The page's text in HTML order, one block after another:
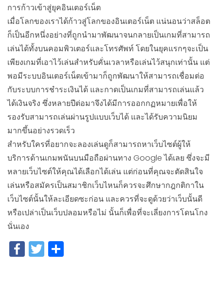
การก้าวเข้าสู่ยุคอินเตอร์เน็ต
เมื่อโลกของเราได้ก้าวสู่โลกของอินเตอร์เน็ต แน่นอนว่าสล็อต
ก็เป็นอีกหนึ่งอย่างที่ถูกนำมาพัฒนาจนกลายเป็นเกมที่สามารถ
เล่นได้ทั้งบนคอมพิวเตอร์และโทรศัพท์ โดยในยุคแรกๆจะเป็น
เพียงเกมที่เอาไว้เล่นสำหรับคั่นเวลาหรือเล่นไว้สนุกเท่านั้น แต่
พอมีระบบอินเตอร์เน็ตเข้ามาก็ถูกพัฒนาให้สามารถเชื่อมต่อ
กับระบบการชำระเงินได้ และกาดเป็นเกมที่สามารถเล่นแล้ว
ได้เงินจริง ซึ่งหลายปีต่อมาจึงได้มีการออกกฏหมายเพื่อให้
รองรับสามารถเล่นผ่านรูปแบบเว็บได้ และได้รับความนิยม
มากขึ้นอย่างรวดเร็ว
สำหรับใครที่อยากจะลองเล่นดูก็สามารถหาเว็บไซต์ผู้ให้
บริการด้านเกมพนันบนมือถือผ่านทาง Google ได้เลย ซึ่งจะมี
หลายเว็บไซต์ให้คุณได้เลือกได้เล่น แต่ก่อนที่คุณจะตัดสินใจ
เล่นหรือสมัครเป็นสมาชิกเว็บไหนก็ควรจะศึกษากฎกติกาใน
เว็บไซต์นั้นให้ละเอียดซะก่อน และควรที่จะดูด้วยว่าเว็บนั้นดี
หรือเปล่าเป็นเว็บปลอมหรือไม่ นั้นก็เพื่อที่จะเลี่ยงการโดนโกง
นั่นเอง
Facebook
Twitter